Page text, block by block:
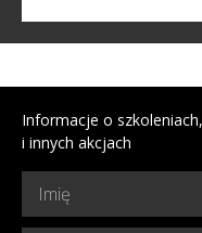
Informacje o
i innych akcjach